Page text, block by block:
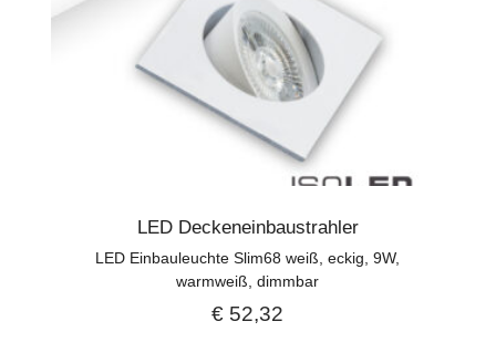
LED Deckeneinbaustrahler
LED Einbauleuchte Slim68 weiß, eckig, 9W,
warmweiß, dimmbar
€ 52,32